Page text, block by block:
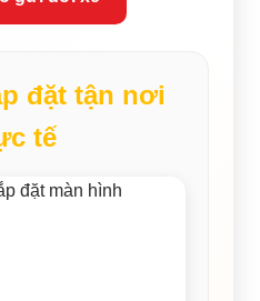
đặt tận nơi
tế